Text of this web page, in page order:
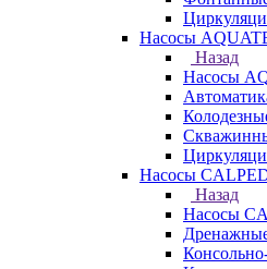
Насосы
Назад
Насосы
Насосы
Назад
Насосы